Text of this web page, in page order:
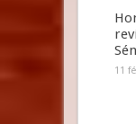
11